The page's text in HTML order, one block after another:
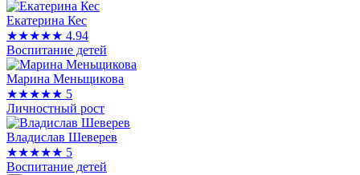
Екатерина Кес
★★★★★ 4.94
Воспитание детей
Марина Меньщикова
★★★★★ 5
Личностный рост
Владислав Шеверев
★★★★★ 5
Воспитание детей